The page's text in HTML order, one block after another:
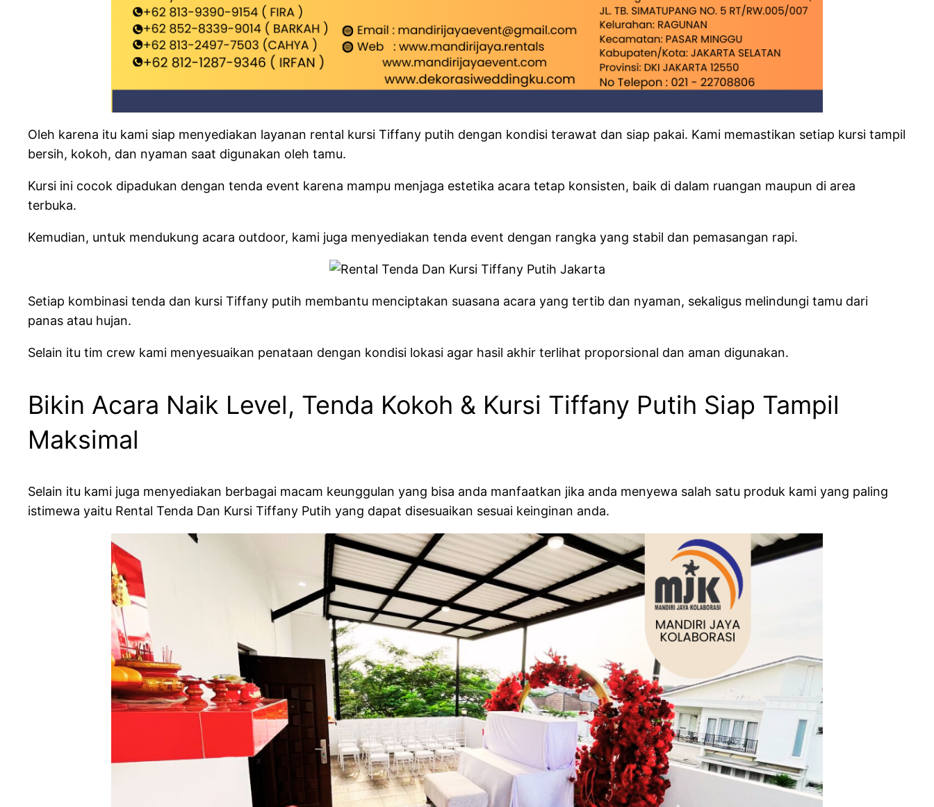
Oleh karena itu kami siap menyediakan layanan rental kursi Tiffany putih dengan kondisi terawat dan siap pakai. Kami memastikan setiap kursi tampil
bersih, kokoh, dan nyaman saat digunakan oleh tamu.
Kursi ini cocok dipadukan dengan tenda event karena mampu menjaga estetika acara tetap konsisten, baik di dalam ruangan maupun di area
terbuka.
Kemudian, untuk mendukung acara outdoor, kami juga menyediakan tenda event dengan rangka yang stabil dan pemasangan rapi.
Setiap kombinasi tenda dan kursi Tiffany putih membantu menciptakan suasana acara yang tertib dan nyaman, sekaligus melindungi tamu dari
panas atau hujan.
Selain itu tim crew kami menyesuaikan penataan dengan kondisi lokasi agar hasil akhir terlihat proporsional dan aman digunakan.
Bikin Acara Naik Level, Tenda Kokoh & Kursi Tiffany Putih Siap Tampil
Maksimal
Selain itu kami juga menyediakan berbagai macam keunggulan yang bisa anda manfaatkan jika anda menyewa salah satu produk kami yang paling
istimewa yaitu Rental Tenda Dan Kursi Tiffany Putih yang dapat disesuaikan sesuai keinginan anda.